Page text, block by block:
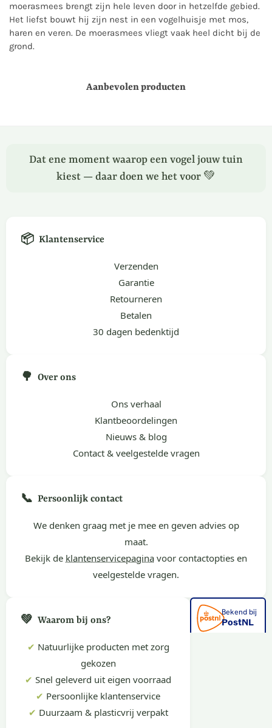
moerasmees brengt zijn hele leven door in hetzelfde gebied.
Het liefst bouwt hij zijn nest in een vogelhuisje met mos,
haren en veren. De moerasmees vliegt vaak heel dicht bij de
grond.
Aanbevolen producten
Dat ene moment waarop een vogel jouw tuin
kiest — daar doen we het voor 💚
📦 Klantenservice
Verzenden
Garantie
Retourneren
Betalen
30 dagen bedenktijd
🌳 Over ons
Ons verhaal
Klantbeoordelingen
Nieuws & blog
Contact & veelgestelde vragen
📞 Persoonlijk contact
We denken graag met je mee en geven advies op
maat.
Bekijk de klantenservicepagina voor contactopties en
veelgestelde vragen.
💚 Waarom bij ons?
✔ Natuurlijke producten met zorg
gekozen
✔ Snel geleverd uit eigen voorraad
✔ Persoonlijke klantenservice
✔ Duurzaam & plasticvrij verpakt